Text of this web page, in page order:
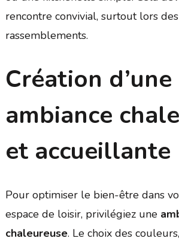
rencontre convivial, surtout lors des
rassemblements.
Création d’une
ambiance
et accueillante
Pour optimiser le bien-être dans
espace de loisir, privilégiez une
chaleureuse. Le choix des